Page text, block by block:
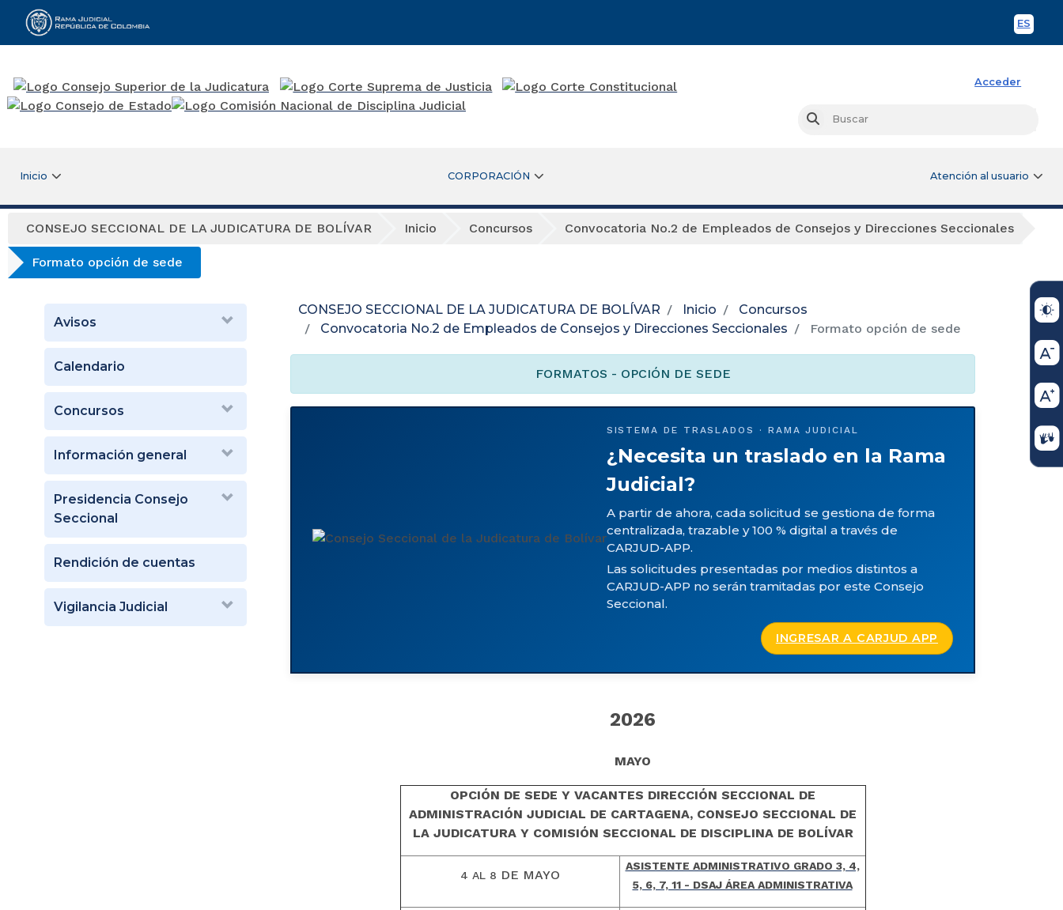
ES
Rama Judicial
Acceder
Buscar
Inicio CORPORACIÓN Atención al usuario
CONSEJO SECCIONAL DE LA JUDICATURA DE BOLÍVAR Inicio Concursos Convocatoria No.2 de Empleados de Consejos y Direcciones Seccionales
Formato opción de sede
Avisos
Calendario
Concursos
Información general
Presidencia Consejo
Seccional
Rendición de cuentas
Vigilancia Judicial
CONSEJO SECCIONAL DE LA JUDICATURA DE BOLÍVAR Inicio
Concursos
Convocatoria No.2 de Empleados de Consejos y Direcciones Seccionales
Formato opción de sede
FORMATOS - OPCIÓN DE SEDE
SISTEMA DE TRASLADOS · RAMA JUDICIAL
¿Necesita un traslado en la Rama
Judicial?
A partir de ahora, cada solicitud se gestiona de forma
centralizada, trazable y 100 % digital a través de
CARJUD-APP.
Las solicitudes presentadas por medios distintos a
CARJUD-APP no serán tramitadas por este Consejo
Seccional.
INGRESAR A CARJUD APP
2026
MAYO
OPCIÓN DE SEDE Y VACANTES DIRECCIÓN SECCIONAL DE
ADMINISTRACIÓN JUDICIAL DE CARTAGENA, CONSEJO SECCIONAL DE
LA JUDICATURA Y COMISIÓN SECCIONAL DE DISCIPLINA DE BOLÍVAR
4 AL 8 DE MAYO
ASISTENTE ADMINISTRATIVO GRADO 3, 4,
5, 6, 7, 11 - DSAJ ÁREA ADMINISTRATIVA